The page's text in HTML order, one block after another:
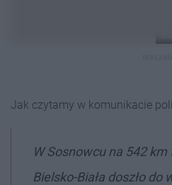
Jak czytamy w komunikacie
W Sosnowcu na 542
Bielsko-Biała doszło